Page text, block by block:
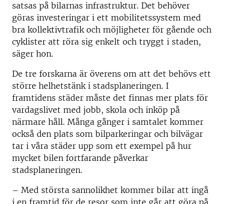
satsas på bilarnas infrastruktur. Det behöver
göras investeringar i ett mobilitetssystem med
bra kollektivtrafik och möjligheter för gående och
cyklister att röra sig enkelt och tryggt i staden,
säger hon.
De tre forskarna är överens om att det behövs ett
större helhetstänk i stadsplaneringen. I
framtidens städer måste det finnas mer plats för
vardagslivet med jobb, skola och inköp på
närmare håll. Många gånger i samtalet kommer
också den plats som bilparkeringar och bilvägar
tar i våra städer upp som ett exempel på hur
mycket bilen fortfarande påverkar
stadsplaneringen.
– Med största sannolikhet kommer bilar att ingå
i en framtid för de resor som inte går att göra på